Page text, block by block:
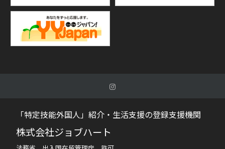
「特定技能外国人」紹介・生活支援の登録支援機関
株式会社ジョブハート